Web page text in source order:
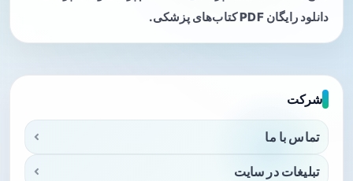
دانلود رایگان PDF کتاب‌های پزشکی.
شرکت
تماس با ما
تبلیغات در سایت